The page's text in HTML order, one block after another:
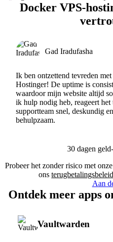
Docker VPS-
Gad Iradufasha
Ik ben ontzettend tevreden
Hostinger! De uptime is
waardoor mijn website altijd
ik hulp nodig heb, reageert het
supportteam snel, deskundig
behulpzaam.
30 dagen
Probeer het zonder risico met
ons terugbetalingsbeleid
Aan
Ontdek meer apps
Vaultwarden